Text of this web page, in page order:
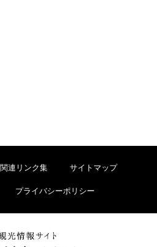
関連リンク集 サイトマップ
プライバシーポリシー